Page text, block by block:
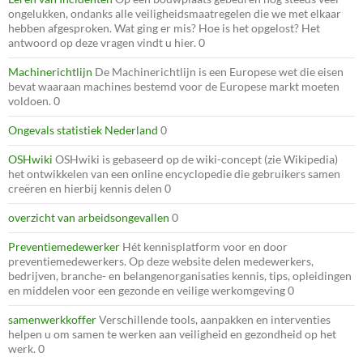
ongelukken, ondanks alle veiligheidsmaatregelen die we met elkaar
hebben afgesproken. Wat ging er mis? Hoe is het opgelost? Het
antwoord op deze vragen vindt u hier. 0
Machinerichtlijn De Machinerichtlijn is een Europese wet die eisen
bevat waaraan machines bestemd voor de Europese markt moeten
voldoen. 0
Ongevals statistiek Nederland 0
OSHwiki OSHwiki is gebaseerd op de wiki-concept (zie Wikipedia)
het ontwikkelen van een online encyclopedie die gebruikers samen
creëren en hierbij kennis delen 0
overzicht van arbeidsongevallen 0
Preventiemedewerker Hét kennisplatform voor en door
preventiemedewerkers. Op deze website delen medewerkers,
bedrijven, branche- en belangenorganisaties kennis, tips, opleidingen
en middelen voor een gezonde en veilige werkomgeving 0
samenwerkkofferVerschillende tools, aanpakken en interventies
helpen u om samen te werken aan veiligheid en gezondheid op het
werk. 0